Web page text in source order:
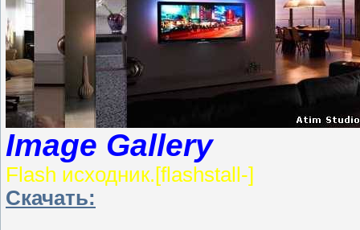
Image Gallery
Flash исходник.[flashstall-]
Скачать: